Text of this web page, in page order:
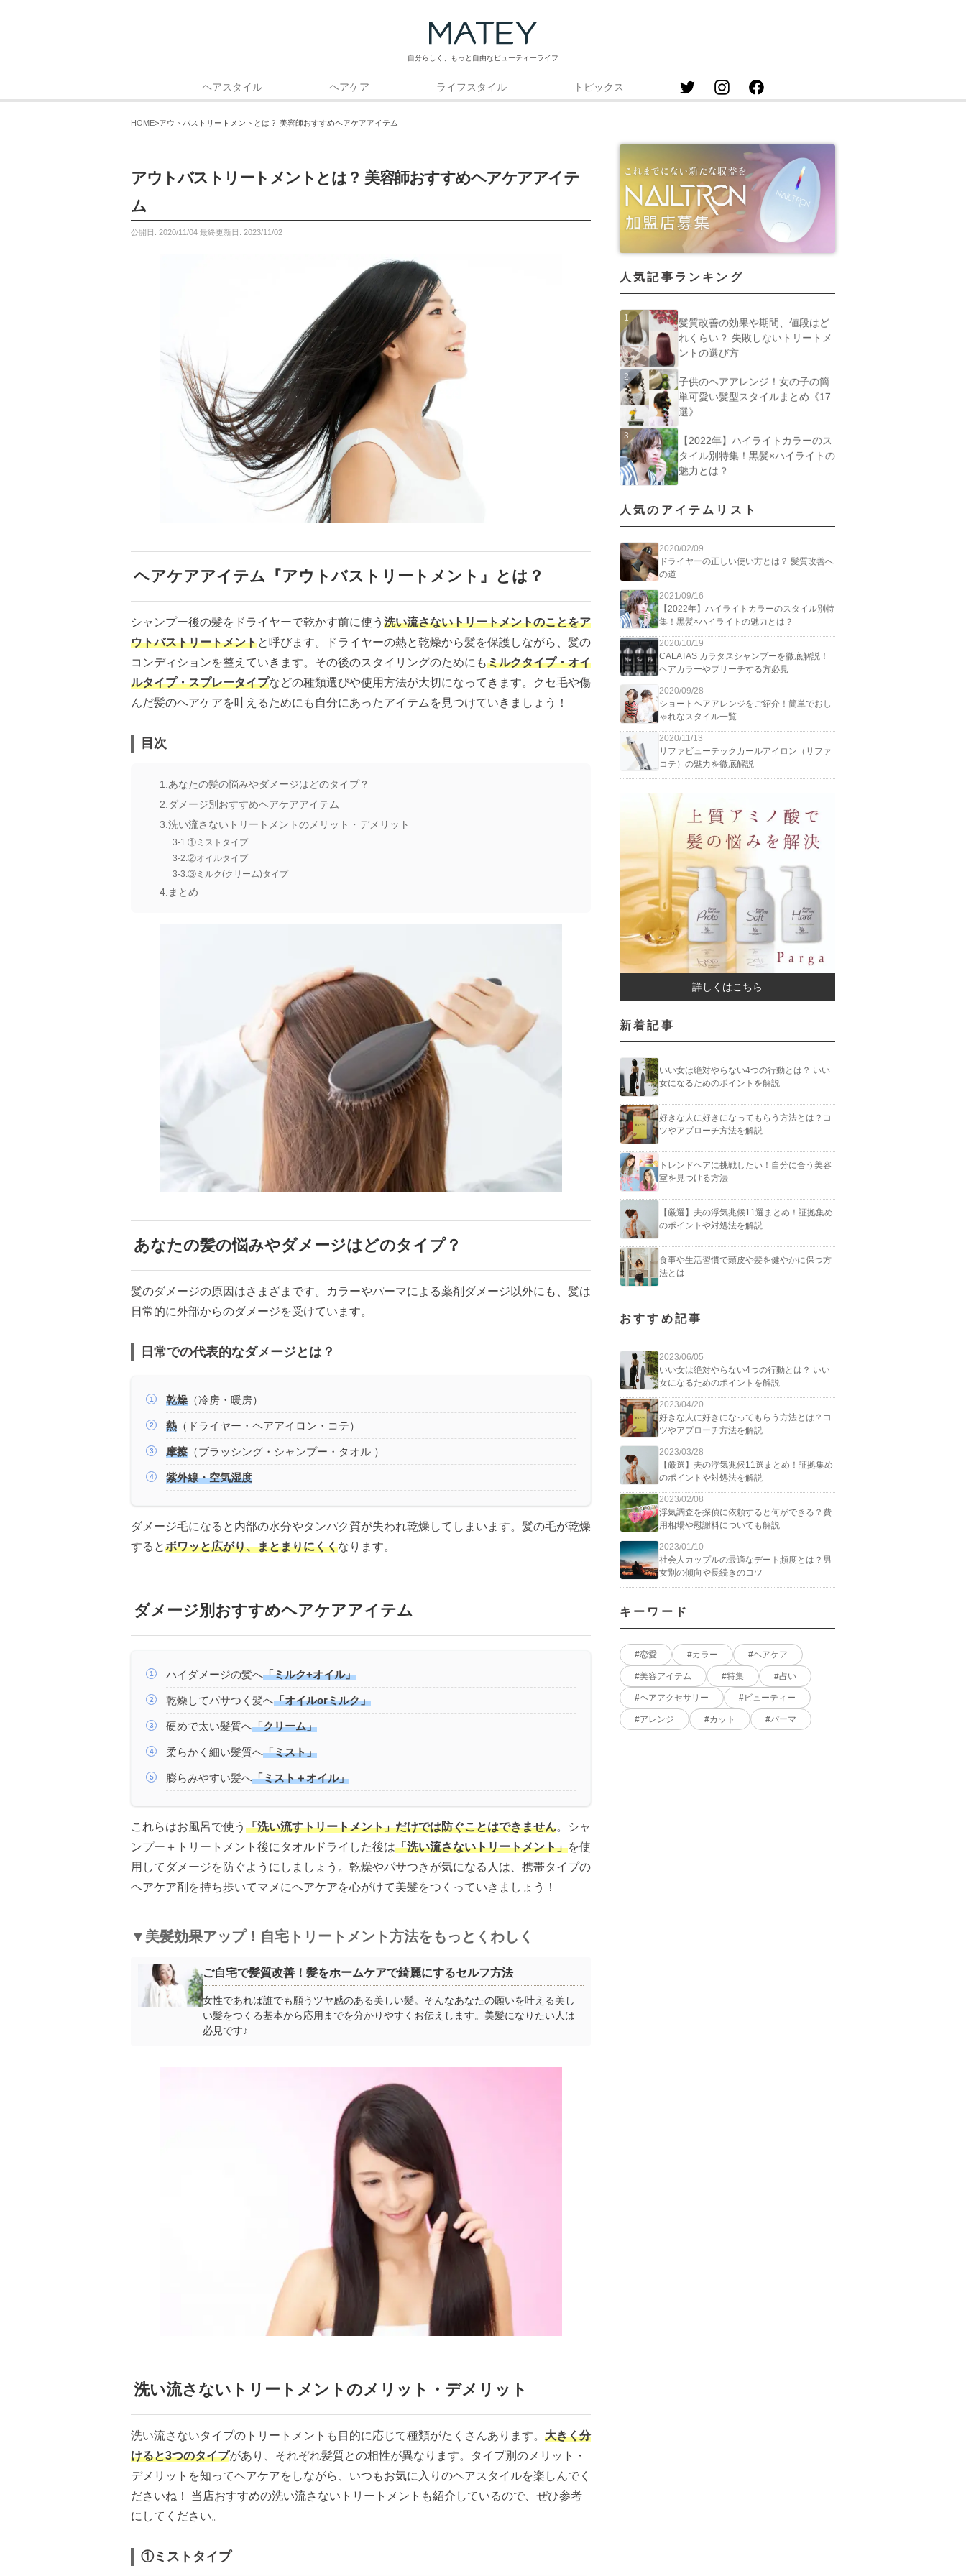
自分らしく、もっと自由なビューティーライフ
ヘアスタイル ヘアケア ライフスタイル トピックス
HOME アウトバストリートメントとは？ 美容師おすすめヘアケアアイテム
アウトバストリートメントとは？ 美容師おすすめヘアケアアイテ
ム
公開日: 2020/11/04 最終更新日: 2023/11/02
ヘアケアアイテム『アウトバストリートメント』とは？
シャンプー後の髪をドライヤーで乾かす前に使う 洗い流さないトリートメントのことをア
ウトバストリートメントと呼びます。ドライヤーの熱と乾燥から髪を保護しながら、髪の
コンディションを整えていきます。その後のスタイリングのためにもミルクタイプ・オイ
ルタイプ・スプレータイプなどの種類選びや使用方法が大切になってきます。クセ毛や傷
んだ髪のヘアケアを叶えるためにも自分にあったアイテムを見つけていきましょう！
目次
あなたの髪の悩みやダメージはどのタイプ？
ダメージ別おすすめヘアケアアイテム
洗い流さないトリートメントのメリット・デメリット
①ミストタイプ
②オイルタイプ
③ミルク(クリーム)タイプ
まとめ
あなたの髪の悩みやダメージはどのタイプ？
髪のダメージの原因はさまざまです。カラーやパーマによる薬剤ダメージ以外にも、髪は
日常的に外部からのダメージを受けています。
日常での代表的なダメージとは？
乾燥 （冷房・暖房）
熱 （ドライヤー・ヘアアイロン・コテ）
摩擦 （ブラッシング・シャンプー・タオル ）
紫外線・空気湿度
ダメージ毛になると内部の水分やタンパク質が失われ乾燥してしまいます。髪の毛が乾燥
するとボワッと広がり、まとまりにくくなります。
ダメージ別おすすめヘアケアアイテム
ハイダメージの髪へ「ミルク+オイル」
乾燥してパサつく髪へ「オイルorミルク」
硬めで太い髪質へ「クリーム」
柔らかく細い髪質へ「ミスト」
膨らみやすい髪へ「ミスト＋オイル」
これらはお風呂で使う 「洗い流すトリートメント」だけでは防ぐことはできません。シャ
ンプー＋トリートメント後にタオルドライした後は「洗い流さないトリートメント」を使
用してダメージを防ぐようにしましょう。乾燥やパサつきが気になる人は、携帯タイプの
ヘアケア剤を持ち歩いてマメにヘアケアを心がけて美髪をつくっていきましょう！
▼美髪効果アップ！自宅トリートメント方法をもっとくわしく
ご自宅で髪質改善！髪をホームケアで綺麗にするセルフ方法
女性であれば誰でも願うツヤ感のある美しい髪。そんなあなたの願いを叶える美し
い髪をつくる基本から応用までを分かりやすくお伝えします。美髪になりたい人は
必見です♪
洗い流さないトリートメントのメリット・デメリット
洗い流さないタイプのトリートメントも目的に応じて種類がたくさんあります。 大きく分
けると3つのタイプがあり、それぞれ髪質との相性が異なります。タイプ別のメリット・
デメリットを知ってヘアケアをしながら、いつもお気に入りのヘアスタイルを楽しんでく
ださいね！ 当店おすすめの洗い流さないトリートメントも紹介しているので、ぜひ参考
にしてください。
①ミストタイプ
人気記事ランキング
髪質改善の効果や期間、値段はど
れくらい？ 失敗しないトリートメ
ントの選び方
子供のヘアアレンジ！女の子の簡
単可愛い髪型スタイルまとめ《17
選》
【2022年】ハイライトカラーのス
タイル別特集！黒髪×ハイライトの
魅力とは？
人気のアイテムリスト
2020/02/09
ドライヤーの正しい使い方とは？ 髪質改善へ
の道
2021/09/16
【2022年】ハイライトカラーのスタイル別特
集！黒髪×ハイライトの魅力とは？
2020/10/19
CALATAS カラタスシャンプーを徹底解説！
ヘアカラーやブリーチする方必見
2020/09/28
ショートヘアアレンジをご紹介！簡単でおし
ゃれなスタイル一覧
2020/11/13
リファビューテックカールアイロン（リファ
コテ）の魅力を徹底解説
詳しくはこちら
新着記事
いい女は絶対やらない4つの行動とは？ いい
女になるためのポイントを解説
好きな人に好きになってもらう方法とは？コ
ツやアプローチ方法を解説
トレンドヘアに挑戦したい！自分に合う美容
室を見つける方法
【厳選】夫の浮気兆候11選まとめ！証拠集め
のポイントや対処法を解説
食事や生活習慣で頭皮や髪を健やかに保つ方
法とは
おすすめ記事
2023/06/05
いい女は絶対やらない4つの行動とは？ いい
女になるためのポイントを解説
2023/04/20
好きな人に好きになってもらう方法とは？コ
ツやアプローチ方法を解説
2023/03/28
【厳選】夫の浮気兆候11選まとめ！証拠集め
のポイントや対処法を解説
2023/02/08
浮気調査を探偵に依頼すると何ができる？費
用相場や慰謝料についても解説
2023/01/10
社会人カップルの最適なデート頻度とは？男
女別の傾向や長続きのコツ
キーワード
恋愛 カラー ヘアケア
美容アイテム 特集 占い
ヘアアクセサリー ビューティー
アレンジ カット パーマ